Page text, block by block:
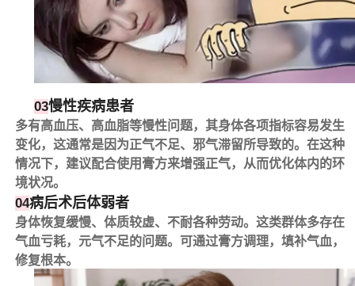
03慢性疾病患者
多有高血压、高血脂等慢性问题，其身体各项指标容易发生
变化，这通常是因为正气不足、邪气滞留所导致的。在这种
情况下，建议配合使用膏方来增强正气，从而优化体内的环
境状况。
04病后术后体弱者
身体恢复缓慢、体质较虚、不耐各种劳动。这类群体多存在
气血亏耗，元气不足的问题。可通过膏方调理，填补气血，
修复根本。